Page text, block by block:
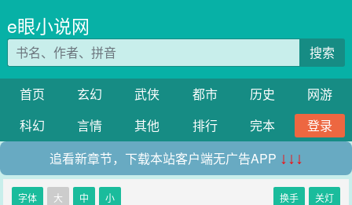
e眼小说网
搜索
首页 玄幻 武侠 都市 历史
网游
科幻
言情 其他 排行 完本
登录
追看新章节，下载本站客户端无广告APP ↓↓↓
字体 大 中 小 换手 关灯